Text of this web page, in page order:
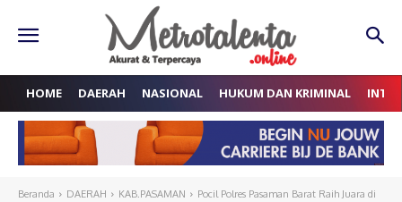
HOME DAERAH NASIONAL HUKUM DAN KRIMINAL
Beranda DAERAH KAB.PASAMAN
Pocil Polres Pasaman Barat Raih Juara di